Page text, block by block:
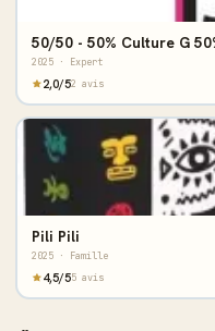
50/50 - 50% Culture G
2025 · Expert
2,0/52 avis
Pili Pili
2025 · Famille
4,5/55 avis